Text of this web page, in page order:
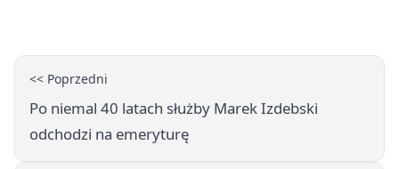
<< Poprzedni
Po niemal 40 latach służby Marek Izdebski
odchodzi na emeryturę